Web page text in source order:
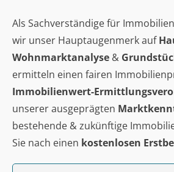
Als Sachverständige für
wir unser Hauptaugenmerk auf
Wohnmarktanalyse &
ermitteln einen fairen
Immobilienwert-
unserer ausgeprägten
bestehende & zukünftige
Sie nach einen kostenlosen